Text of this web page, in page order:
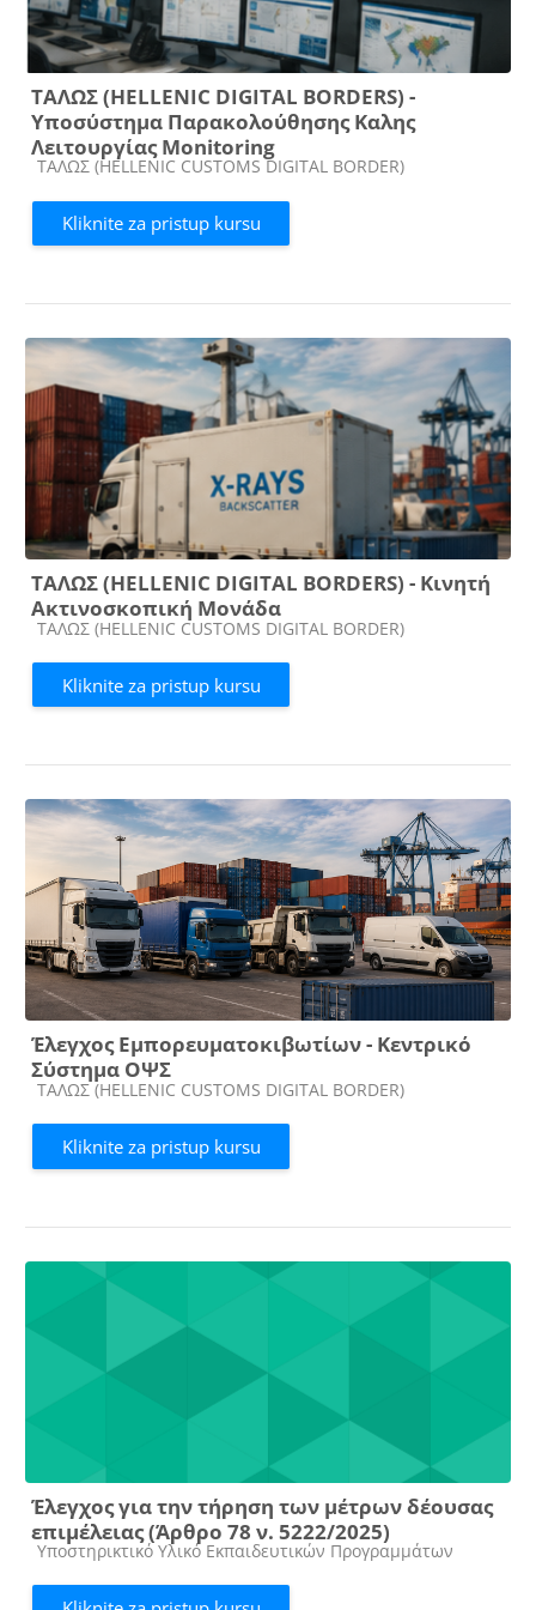
ΤΑΛΩΣ (HELLENIC DIGITAL BORDERS) -
Υποσύστημα Παρακολούθησης Καλης
Λειτουργίας Monitoring
Kategorija kursa
ΤΑΛΩΣ (HELLENIC CUSTOMS DIGITAL BORDER)
Kliknite za pristup kursu
ΤΑΛΩΣ (HELLENIC DIGITAL BORDERS) - Κινητή
Ακτινοσκοπική Μονάδα
Kategorija kursa
ΤΑΛΩΣ (HELLENIC CUSTOMS DIGITAL BORDER)
Kliknite za pristup kursu
Έλεγχος Εμπορευματοκιβωτίων - Κεντρικό
Σύστημα ΟΨΣ
Kategorija kursa
ΤΑΛΩΣ (HELLENIC CUSTOMS DIGITAL BORDER)
Kliknite za pristup kursu
Έλεγχος για την τήρηση των μέτρων δέουσας
επιμέλειας (Άρθρο 78 ν. 5222/2025)
Kategorija kursa
Υποστηρικτικό Υλικό Εκπαιδευτικών Προγραμμάτων